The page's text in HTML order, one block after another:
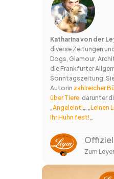
Katharina von der
diverse Zeitungen
Dogs, Glamour,
die Frankfurter
Sonntagszeitung.
Autorin zahlreicher
über Tiere , darunter
„Angeleint! „, „Leinen
Ihr Huhn fest!
Zum